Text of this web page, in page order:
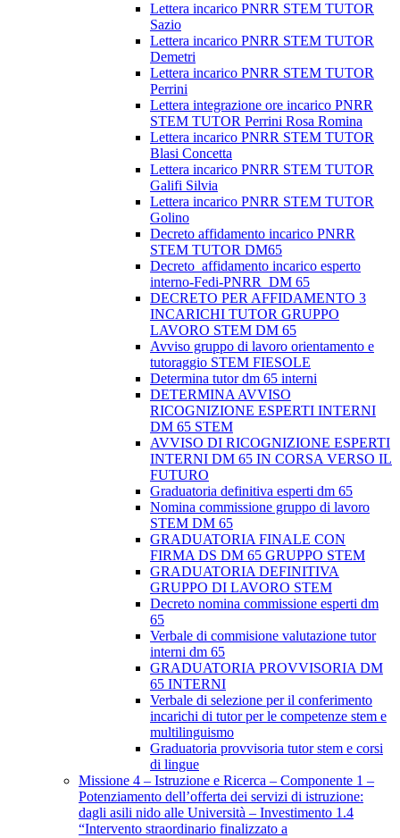
Lettera incarico PNRR STEM TUTOR
Sazio
Lettera incarico PNRR STEM TUTOR
Demetri
Lettera incarico PNRR STEM TUTOR
Perrini
Lettera integrazione ore incarico PNRR
STEM TUTOR Perrini Rosa Romina
Lettera incarico PNRR STEM TUTOR
Blasi Concetta
Lettera incarico PNRR STEM TUTOR
Galifi Silvia
Lettera incarico PNRR STEM TUTOR
Golino
Decreto affidamento incarico PNRR
STEM TUTOR DM65
Decreto_affidamento incarico esperto
interno-Fedi-PNRR_DM 65
DECRETO PER AFFIDAMENTO 3
INCARICHI TUTOR GRUPPO
LAVORO STEM DM 65
Avviso gruppo di lavoro orientamento e
tutoraggio STEM FIESOLE
Determina tutor dm 65 interni
DETERMINA AVVISO
RICOGNIZIONE ESPERTI INTERNI
DM 65 STEM
AVVISO DI RICOGNIZIONE ESPERTI
INTERNI DM 65 IN CORSA VERSO IL
FUTURO
Graduatoria definitiva esperti dm 65
Nomina commissione gruppo di lavoro
STEM DM 65
GRADUATORIA FINALE CON
FIRMA DS DM 65 GRUPPO STEM
GRADUATORIA DEFINITIVA
GRUPPO DI LAVORO STEM
Decreto nomina commissione esperti dm
65
Verbale di commisione valutazione tutor
interni dm 65
GRADUATORIA PROVVISORIA DM
65 INTERNI
Verbale di selezione per il conferimento
incarichi di tutor per le competenze stem e
multilinguismo
Graduatoria provvisoria tutor stem e corsi
di lingue
Missione 4 – Istruzione e Ricerca – Componente 1 –
Potenziamento dell’offerta dei servizi di istruzione:
dagli asili nido alle Università – Investimento 1.4
“Intervento straordinario finalizzato a